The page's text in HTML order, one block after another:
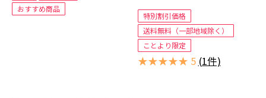
おすすめ商品
特別割引価格
送料無料（一部地域除く）
ことより限定
★★★★★ 5 (1件)